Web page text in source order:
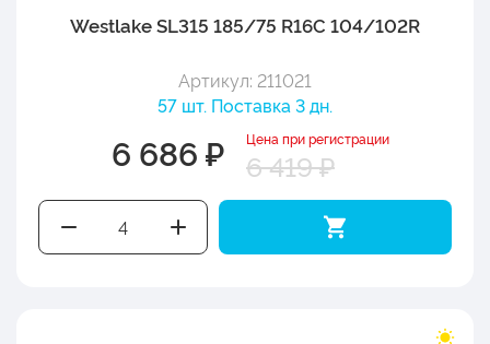
Westlake SL315 185/75 R16C 104/102R
Артикул: 211021
57 шт. Поставка 3 дн.
6 686 ₽ Цена при регистрации
6 419 ₽